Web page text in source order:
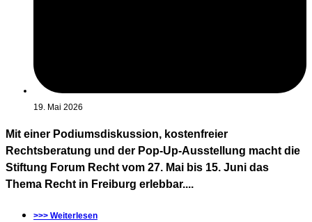
19. Mai 2026
Mit einer Podiumsdiskussion, kostenfreier
Rechtsberatung und der Pop-Up-Ausstellung macht die
Stiftung Forum Recht vom 27. Mai bis 15. Juni das
Thema Recht in Freiburg erlebbar....
>>> Weiterlesen